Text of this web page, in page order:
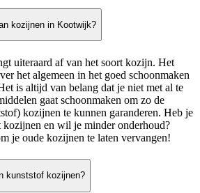
kozijnen in Kootwijk?
uiteraard af van het soort kozijn. Het
het algemeen in het goed schoonmaken
is altijd van belang dat je niet met al te
gaat schoonmaken om zo de
kozijnen te kunnen garanderen. Heb je
kozijnen en wil je minder onderhoud?
je oude kozijnen te laten vervangen!
kunststof kozijnen?